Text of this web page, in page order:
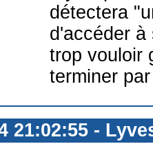
détectera
d'accéder à
trop vouloir
terminer
21:02:55 -